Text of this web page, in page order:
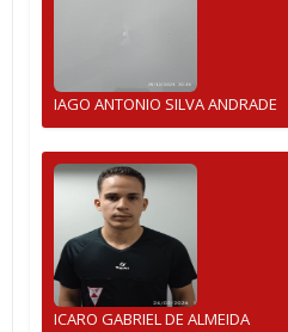
IAGO ANTONIO SILVA ANDRADE
ICARO GABRIEL DE ALMEIDA